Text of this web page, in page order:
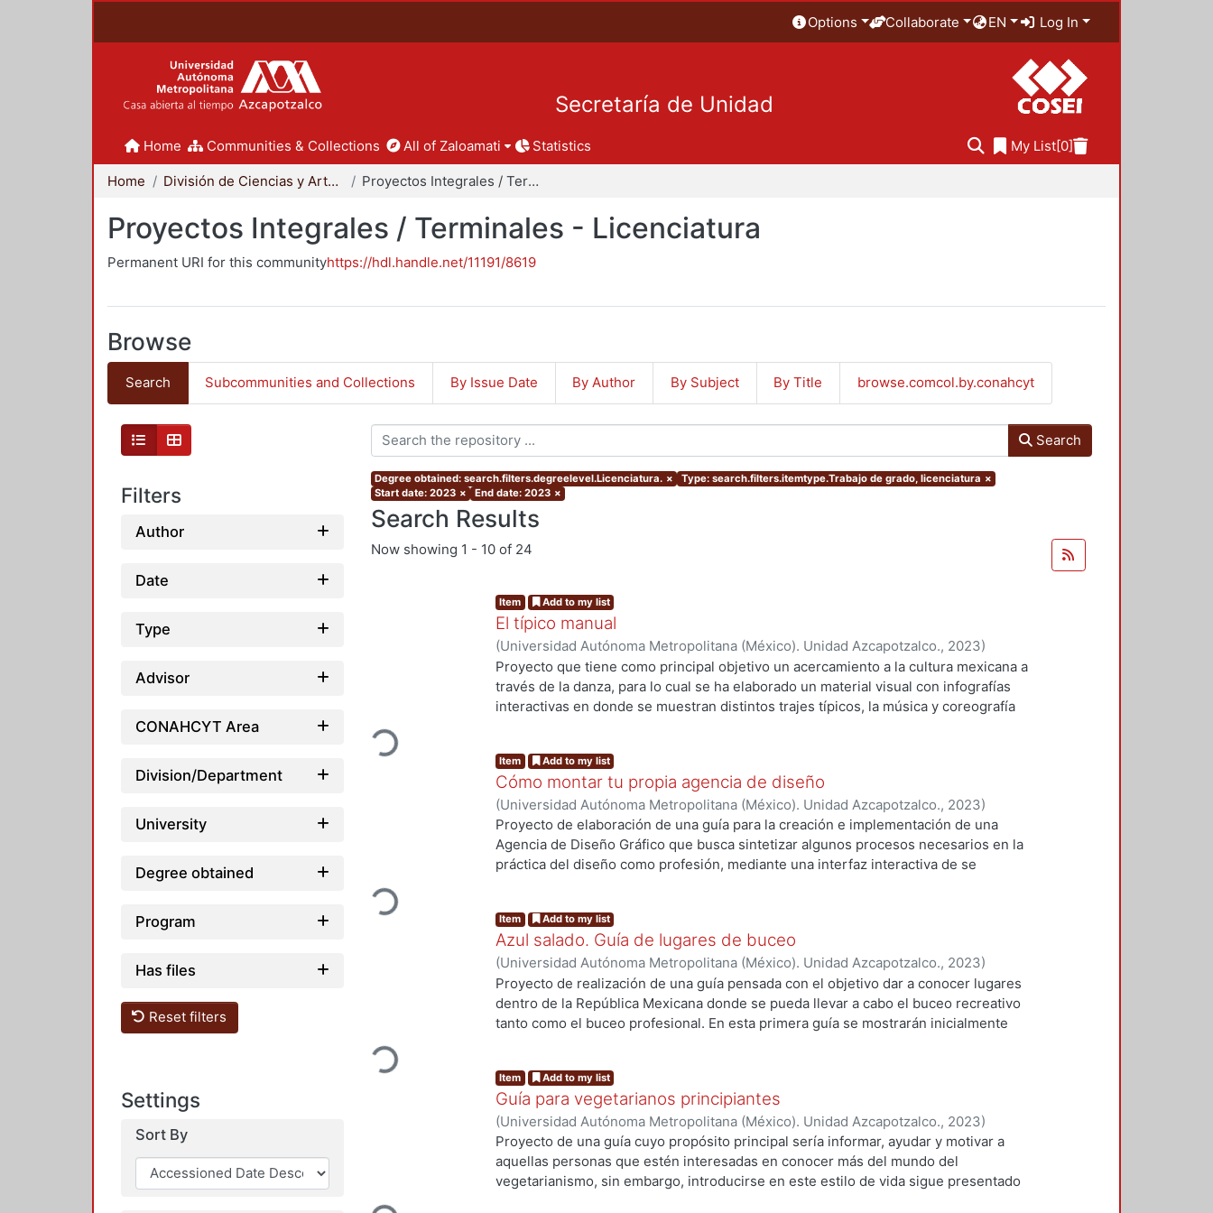
Options Collaborate EN Log In
Secretaría de Unidad
Home Communities & Collections All of Zaloamati Statistics My List[0]
Home División de Ciencias y Artes para el Diseño Proyectos Integrales / Terminales - Licenciatura
Proyectos Integrales / Terminales - Licenciatura
Permanent URI for this communityhttps://hdl.handle.net/11191/8619
Browse
Search Subcommunities and Collections By Issue Date By Author By Subject By Title browse.comcol.by.conahcyt
Filters
Author
Date
Type
Advisor
CONAHCYT Area
Division/Department
University
Degree obtained
Program
Has files
Reset filters
Settings
Sort By
Search
Degree obtained: search.filters.degreelevel.Licenciatura. × Type: search.filters.itemtype.Trabajo de grado, licenciatura ×
Start date: 2023 × End date: 2023 ×
Search Results
Now showing 1 - 10 of 24
Loading...
Item Add to my list
El típico manual
(Universidad Autónoma Metropolitana (México). Unidad Azcapotzalco., 2023)
Estrada Ramírez, Emmanuel Alejandro
Proyecto que tiene como principal objetivo un acercamiento a la cultura mexicana a
través de la danza, para lo cual se ha elaborado un material visual con infografías
interactivas en donde se muestran distintos trajes típicos, la música y coreografía
la danza, ya que dentro del contenido se pueden observar diferentes estilos de
coreografías con acompañamiento musical en listas de reproducción que junto a la
descripción del traje típico nos muestran un poco de las tradiciones de cada uno de
los estados y así empaparnos un poco más de la cultura mexicana.
Loading...
Item Add to my list
Cómo montar tu propia agencia de diseño
(Universidad Autónoma Metropolitana (México). Unidad Azcapotzalco., 2023)
Brígido Torres, Julio Eduardo
Proyecto de elaboración de una guía para la creación e implementación de una
Agencia de Diseño Gráfico que busca sintetizar algunos procesos necesarios en la
práctica del diseño como profesión, mediante una interfaz interactiva de se
Loading...
Item Add to my list
Azul salado. Guía de lugares de buceo
(Universidad Autónoma Metropolitana (México). Unidad Azcapotzalco., 2023)
González Elizarrarás, Lizzauli;Aguilar Arana, Jessica Karen
Proyecto de realización de una guía pensada con el objetivo dar a conocer lugares
dentro de la República Mexicana donde se pueda llevar a cabo el buceo recreativo
tanto como el buceo profesional. En esta primera guía se mostrarán inicialmente
intermedio y uno de nivel avanzado con el fin de que ayude a aquellos que van
iniciando y no tienen mucha experiencia en los viajes y vean que no es complicado
poder llegar a muchos lugares. La guía pretende ser un manual, donde seden
recomendaciones de los sitios de buceo desde el cómo llegar, si te recomendamos
o no quesea por carretera, si es seguro o no, donde poder comer, hospedarte, que
poder hacer incluso en los tiempos libres que tengas después de haber hecho tus
Item Add to my list
Guía para vegetarianos principiantes
(Universidad Autónoma Metropolitana (México). Unidad Azcapotzalco., 2023)
Morales Sandoval, Elizabeth
Proyecto de una guía cuyo propósito principal sería informar, ayudar y motivar a
aquellas personas que estén interesadas en conocer más del mundo del
vegetarianismo, sin embargo, introducirse en este estilo de vida sigue presentado